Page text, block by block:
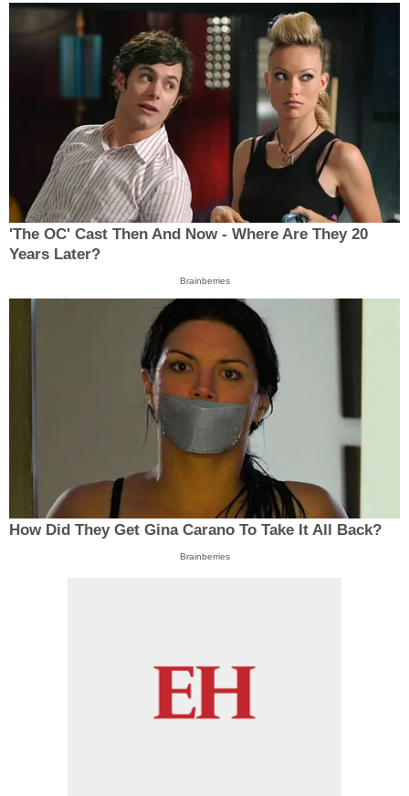
'The OC' Cast Then And Now - Where Are They 20
Years Later?
Brainberries
How Did They Get Gina Carano To Take It All Back?
Brainberries